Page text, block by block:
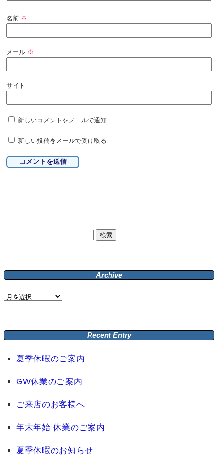
名前 ※
メール ※
サイト
新しいコメントをメールで通知
新しい投稿をメールで受け取る
Archive
Archive
Recent Entry
夏季休暇のご案内
GW休業のご案内
ご来店のお客様へ
年末年始 休業のご案内
夏季休暇のお知らせ